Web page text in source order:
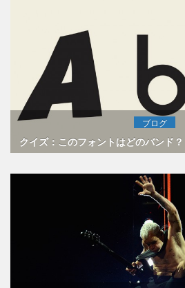
ブログ
クイズ：このフォントはどのバンド？